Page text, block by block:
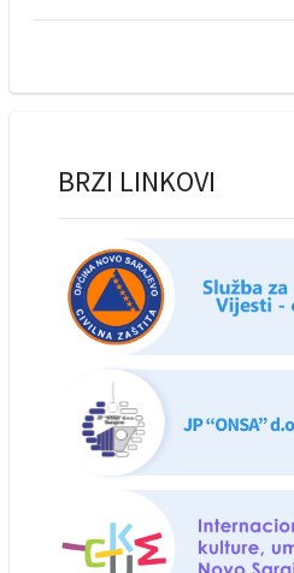
BRZI LINKOVI